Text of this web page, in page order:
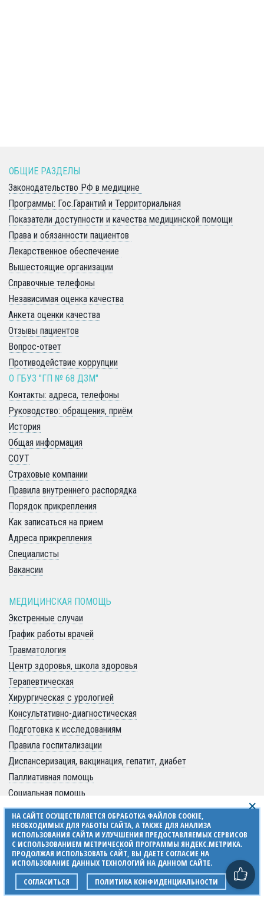
НА САЙТЕ ОСУЩЕСТВЛЯЕТСЯ ОБРАБОТКА ФАЙЛОВ COOKIE,
НЕОБХОДИМЫХ ДЛЯ РАБОТЫ САЙТА, А ТАКЖЕ ДЛЯ АНАЛИЗА
ИСПОЛЬЗОВАНИЯ САЙТА И УЛУЧШЕНИЯ ПРЕДОСТАВЛЯЕМЫХ СЕРВИСОВ
С ИСПОЛЬЗОВАНИЕМ МЕТРИЧЕСКОЙ ПРОГРАММЫ ЯНДЕКС.МЕТРИКА.
ПРОДОЛЖАЯ ИСПОЛЬЗОВАТЬ САЙТ, ВЫ ДАЕТЕ СОГЛАСИЕ НА
ИСПОЛЬЗОВАНИЕ ДАННЫХ ТЕХНОЛОГИЙ НА ДАННОМ САЙТЕ.
СОГЛАСИТЬСЯ
ПОЛИТИКА КОНФИДЕНЦИАЛЬНОСТИ
ОБЩИЕ РАЗДЕЛЫ
Законодательство РФ в медицине
Программы: Гос.Гарантий и Территориальная
Показатели доступности и качества медицинской помощи
Права и обязанности пациентов
Лекарственное обеспечение
Вышестоящие организации
Справочные телефоны
Независимая оценка качества
Анкета оценки качества
Отзывы пациентов
Вопрос-ответ
Противодействие коррупции
О ГБУЗ "ГП № 68 ДЗМ"
Контакты: адреса, телефоны
Руководство: обращения, приём
История
Общая информация
СОУТ
Страховые компании
Правила внутреннего распорядка
Порядок прикрепления
Как записаться на прием
Адреса прикрепления
Специалисты
Вакансии
МЕДИЦИНСКАЯ ПОМОЩЬ
Экстренные случаи
График работы врачей
Травматология
Центр здоровья, школа здоровья
Терапевтическая
Хирургическая с урологией
Консультативно-диагностическая
Подготовка к исследованиям
Правила госпитализации
Диспансеризация, вакцинация, гепатит, диабет
Паллиативная помощь
Социальная помощь
ОТДЕЛЕНИЕ ПЛАТНЫХ УСЛУГ
Нормативные документы
Время, место работы ОПМУ
Сотрудники ОПМУ
Услуги ОПМУ
Единое окно (справки авто, оружие)